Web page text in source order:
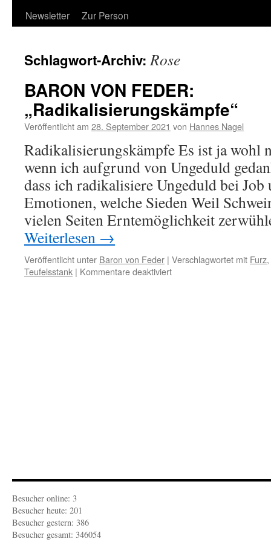
Newsletter
Zur Person
Schlagwort-Archiv:Rose
BARON VON FEDER:
„Radikalisierungskämpfe“
Veröffentlicht am 28. September 2021 von Hannes Nagel
Radikalisierungskämpfe Es ist ja wohl
wenn ich aufgrund von Ungeduld
dass ich radikalisiere Ungeduld bei
Emotionen, welche Sieden Weil
vielen Seiten Erntemöglichkeit
Weiterlesen →
Veröffentlicht unter Baron von Feder | Verschlagwortet mit Furz,
Teufelsstank | Kommentare deaktiviertfür
Besucher online: 3
Besucher heute: 201
Besucher gestern: 386
Besucher gesamt: 346054